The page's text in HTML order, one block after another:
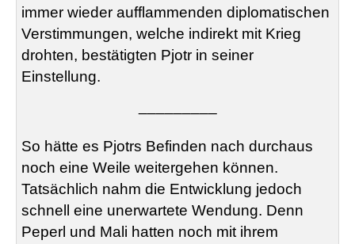
immer wieder aufflammenden diplomatischen
Verstimmungen, welche indirekt mit Krieg
drohten, bestätigten Pjotr in seiner
Einstellung.
So hätte es Pjotrs Befinden nach durchaus
noch eine Weile weitergehen können.
Tatsächlich nahm die Entwicklung jedoch
schnell eine unerwartete Wendung. Denn
Peperl und Mali hatten noch mit ihrem